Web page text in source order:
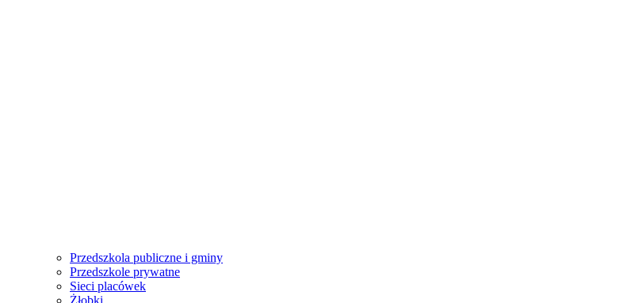
Przedszkola publiczne i gminy
Przedszkole prywatne
Sieci placówek
Żłobki